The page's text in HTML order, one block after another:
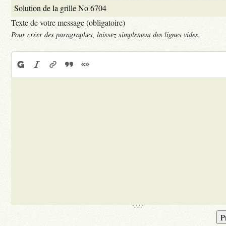
Texte de votre message (obligatoire)
Pour créer des paragraphes, laissez simplement des lignes vides.